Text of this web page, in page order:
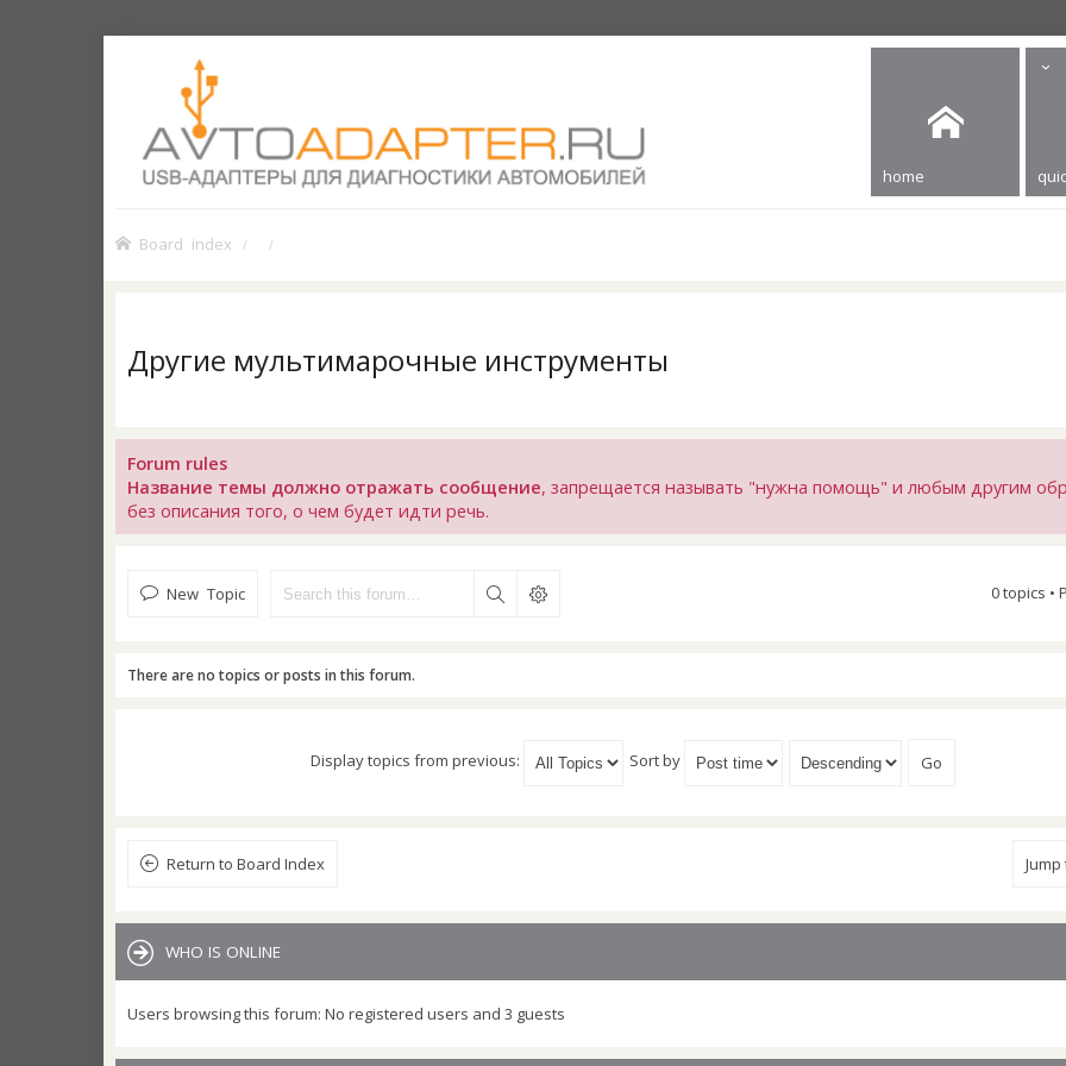
home
Board index
Другие мультимарочные инструменты
Forum rules
Название темы должно отражать сообщение, запрещается называть "нужна помощь" и любым другим
без описания того, о чем будет идти речь.
New Topic 0 topics •
There are no topics or posts in this forum.
Display topics from previous: Sort by
Return to Board Index Jump
WHO IS ONLINE
Users browsing this forum: No registered users and 3 guests